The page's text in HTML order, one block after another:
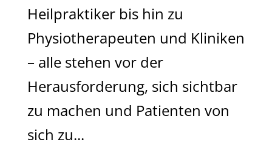
Heilpraktiker bis hin zu
Physiotherapeuten und Kliniken
– alle stehen vor der
Herausforderung, sich sichtbar
zu machen und Patienten von
sich zu...